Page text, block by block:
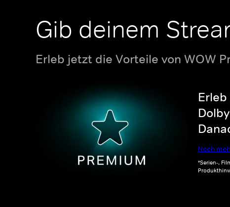
Gib deinem
Erleb jetzt die Vorteile von WOW
Noch
*Serien-,